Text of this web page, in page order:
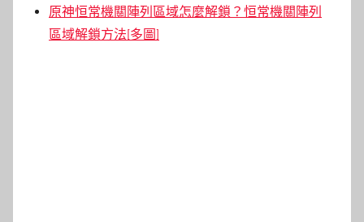
原神恒常機關陣列區域怎麼解鎖？恒常機關陣列
區域解鎖方法[多圖]